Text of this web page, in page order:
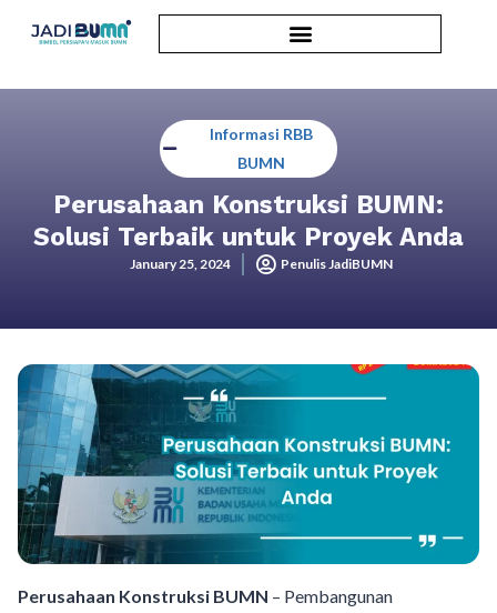
Informasi RBB
BUMN
Perusahaan Konstruksi BUMN:
Solusi Terbaik untuk Proyek Anda
January 25, 2024 Penulis JadiBUMN
Perusahaan Konstruksi BUMN – Pembangunan